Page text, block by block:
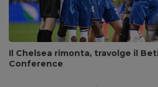
Il Chelsea rimonta, travolge il
Conference